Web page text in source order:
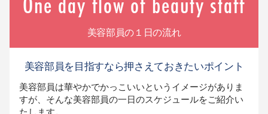
美容部員の１日の流れ
美容部員を目指すなら押さえておきたいポイント
美容部員は華やかでかっこいいというイメージがありま
すが、そんな美容部員の一日のスケジュールをご紹介い
たします。